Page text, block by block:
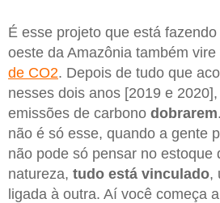
É esse projeto que está
oeste da Amazônia também vire
de CO2. Depois de tudo que
nesses dois anos [2019 e
emissões de carbono dobrarem
não é só esse, quando a gente
não pode só pensar no estoque
natureza, tudo está vinculado,
ligada à outra. Aí você começa